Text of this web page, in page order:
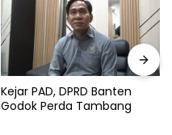
Kejar PAD, DPRD Banten
Godok Perda Tambang